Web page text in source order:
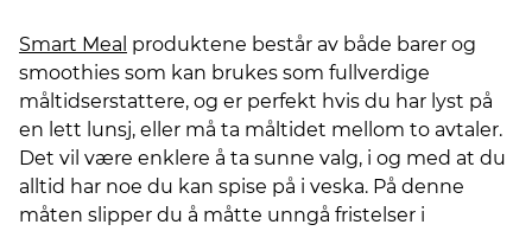
Smart Meal produktene består av både barer og
smoothies som kan brukes som fullverdige
måltidserstattere, og er perfekt hvis du har lyst på
en lett lunsj, eller må ta måltidet mellom to avtaler.
Det vil være enklere å ta sunne valg, i og med at du
alltid har noe du kan spise på i veska. På denne
måten slipper du å måtte unngå fristelser i